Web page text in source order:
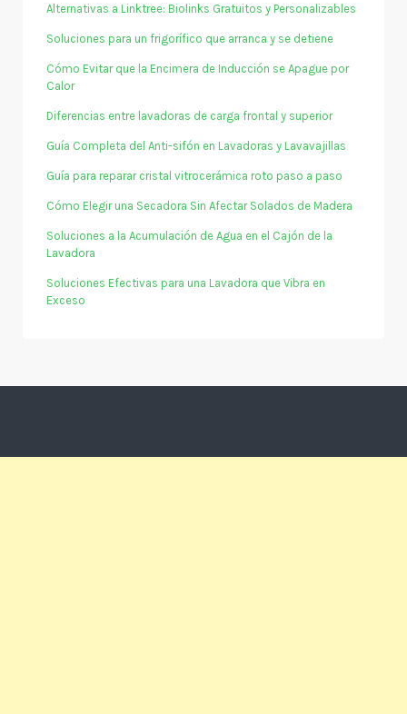
Alternativas a Linktree: Biolinks Gratuitos y Personalizables
Soluciones para un frigorífico que arranca y se detiene
Cómo Evitar que la Encimera de Inducción se Apague por
Calor
Diferencias entre lavadoras de carga frontal y superior
Guía Completa del Anti-sifón en Lavadoras y Lavavajillas
Guía para reparar cristal vitrocerámica roto paso a paso
Cómo Elegir una Secadora Sin Afectar Solados de Madera
Soluciones a la Acumulación de Agua en el Cajón de la
Lavadora
Soluciones Efectivas para una Lavadora que Vibra en
Exceso